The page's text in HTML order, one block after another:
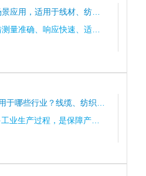
应用，适用于线材、纺
量准确、响应快速、适用
能够满足线材、电线电
于哪些行业？线缆、纺织与
业生产过程，是保障产品
环节。ETPB-100张力计凭